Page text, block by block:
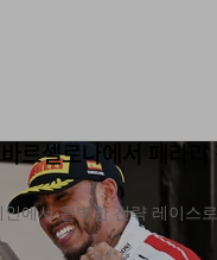
르셀로나에서 페라
에서 완벽한 전략 레이스